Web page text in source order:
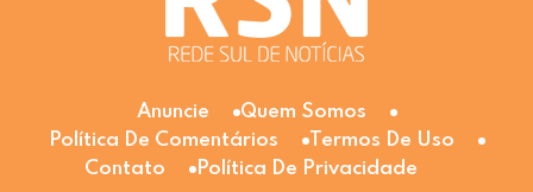
Anuncie
Quem Somos
Política De Comentários
Termos De Uso
Contato
Política De Privacidade